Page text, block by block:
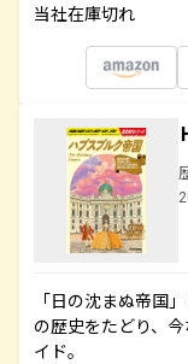
当社在庫切れ
「日の沈まぬ帝国
の歴史をたどり、
イド。